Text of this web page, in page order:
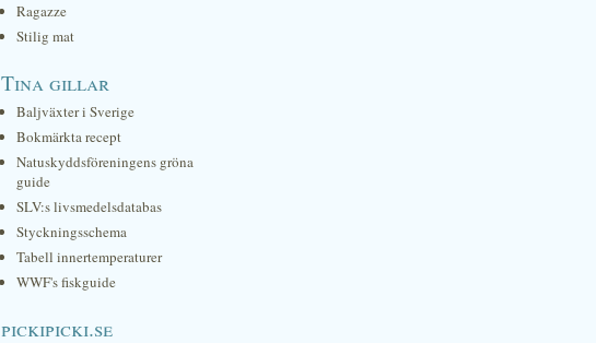
Ragazze
Stilig mat
Tina gillar
Baljväxter i Sverige
Bokmärkta recept
Natuskyddsföreningens gröna
guide
SLV:s livsmedelsdatabas
Styckningsschema
Tabell innertemperaturer
WWF's fiskguide
pickipicki.se